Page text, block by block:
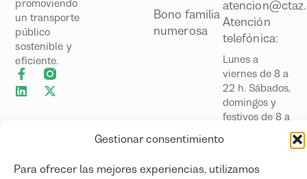
Gestionar consentimiento
Para ofrecer las mejores experiencias, utilizamos
promoviendo
un transporte
público
sostenible y
eficiente.
Bono familia
numerosa
Atención
telefónica:
Lunes a
viernes de 8 a
22 h. Sábados,
domingos y
festivos de 8 a
presencial: